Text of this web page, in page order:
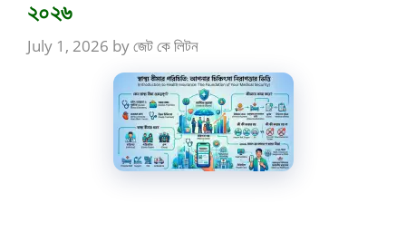
২০২৬
July 1, 2026 byজেট কে লিটন